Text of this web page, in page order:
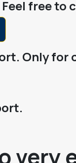
free to
Only
very